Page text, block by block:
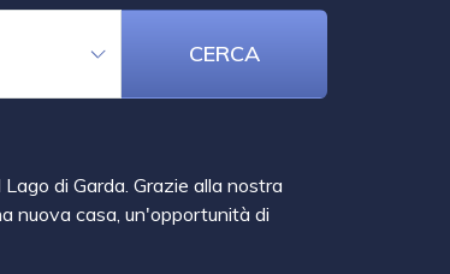
CERCA
di Garda. Grazie alla nostra
nuova casa, un'opportunità di